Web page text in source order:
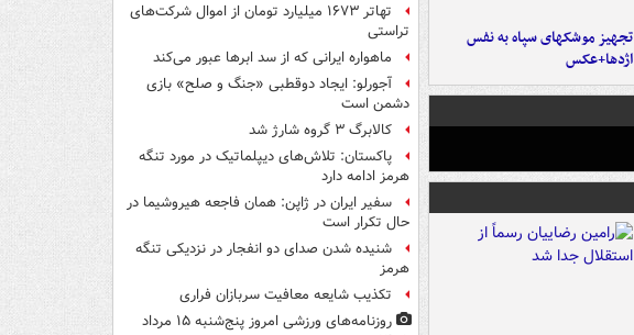
تجهیز موشکهای سپاه به نفس
اژدها+عکس
تهاتر ۱۶۷۳ میلیارد تومان از اموال شرکت‌های
تراستی
ماهواره ایرانی که از سد ابرها عبور می‌کند
آجورلو: ایجاد دوقطبی «جنگ و صلح‌» بازی
دشمن است
کالابرگ ۳ گروه شارژ شد
پاکستان: تلاش‌های دیپلماتیک در مورد تنگه
هرمز ادامه دارد
سفیر ایران در ژاپن: همان فاجعه هیروشیما در
حال تکرار است
شنیده شدن صدای دو انفجار در نزدیکی تنگه
هرمز
تکذیب شایعه معافیت سربازان فراری
روزنامه‌های ورزشی امروز پنج‌شنبه ۱۵ مرداد